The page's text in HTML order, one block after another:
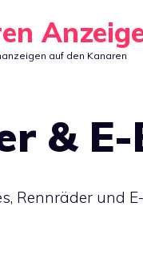
auf den Kanaren
&
Rennräder und